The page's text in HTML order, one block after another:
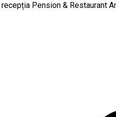
Pension & Restaurant